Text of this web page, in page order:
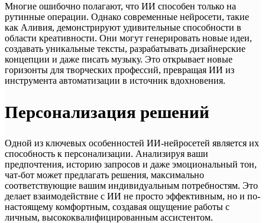
Многие ошибочно полагают, что ИИ способен только на
рутинные операции. Однако современные нейросети, такие
как Аливия, демонстрируют удивительные способности в
области креативности. Они могут генерировать новые идеи,
создавать уникальные тексты, разрабатывать дизайнерские
концепции и даже писать музыку. Это открывает новые
горизонты для творческих профессий, превращая ИИ из
инструмента автоматизации в источник вдохновения.
Персонализация решений
Одной из ключевых особенностей ИИ-нейросетей является их
способность к персонализации. Анализируя ваши
предпочтения, историю запросов и даже эмоциональный тон,
чат-бот может предлагать решения, максимально
соответствующие вашим индивидуальным потребностям. Это
делает взаимодействие с ИИ не просто эффективным, но и по-
настоящему комфортным, создавая ощущение работы с
личным, высококвалифицированным ассистентом.